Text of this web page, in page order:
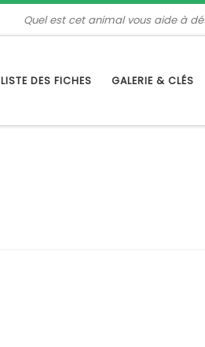
Quel est cet animal vous aide à
LISTE DES FICHES GALERIE & CLÉS